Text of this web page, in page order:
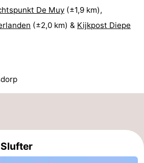
De Muy (±1,9 km),
(±2,0 km) & Kijkpost Diepe